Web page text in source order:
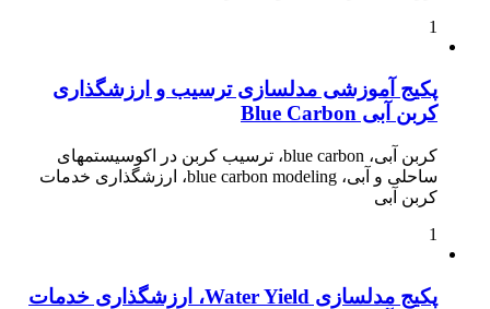
1
پکیج آموزشی مدلسازی ترسیب و ارزشگذاری
کربن آبی Blue Carbon
کربن آبی، blue carbon، ترسیب کربن در اکوسیستمهای
ساحلی و آبی، blue carbon modeling، ارزشگذاری خدمات
کربن آبی
1
پکیج مدلسازی Water Yield، ارزشگذاری خدمات